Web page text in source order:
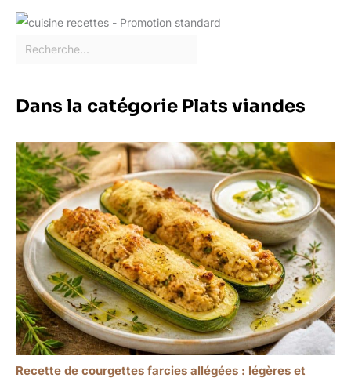
un savoir-faire élégant,
Dans la catégorie Plats viandes
Recette de courgettes farcies allégées : légères et